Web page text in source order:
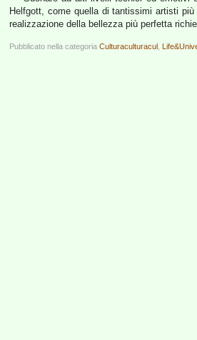
Helfgott, come quella di tantissimi artisti
realizzazione della bellezza più perfetta
Pubblicato nella categoria Culturaculturacul